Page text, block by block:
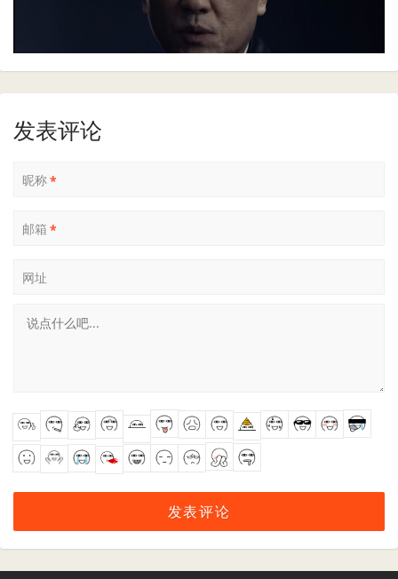
发表评论
昵称*
邮箱 *
网址